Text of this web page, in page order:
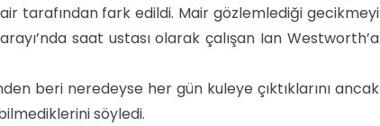
tarafından fark edildi. Mair gözlemlediği gecikmeyi
saat ustası olarak çalışan Ian Westworth’a
beri neredeyse her gün kuleye çıktıklarını ancak
söyledi.